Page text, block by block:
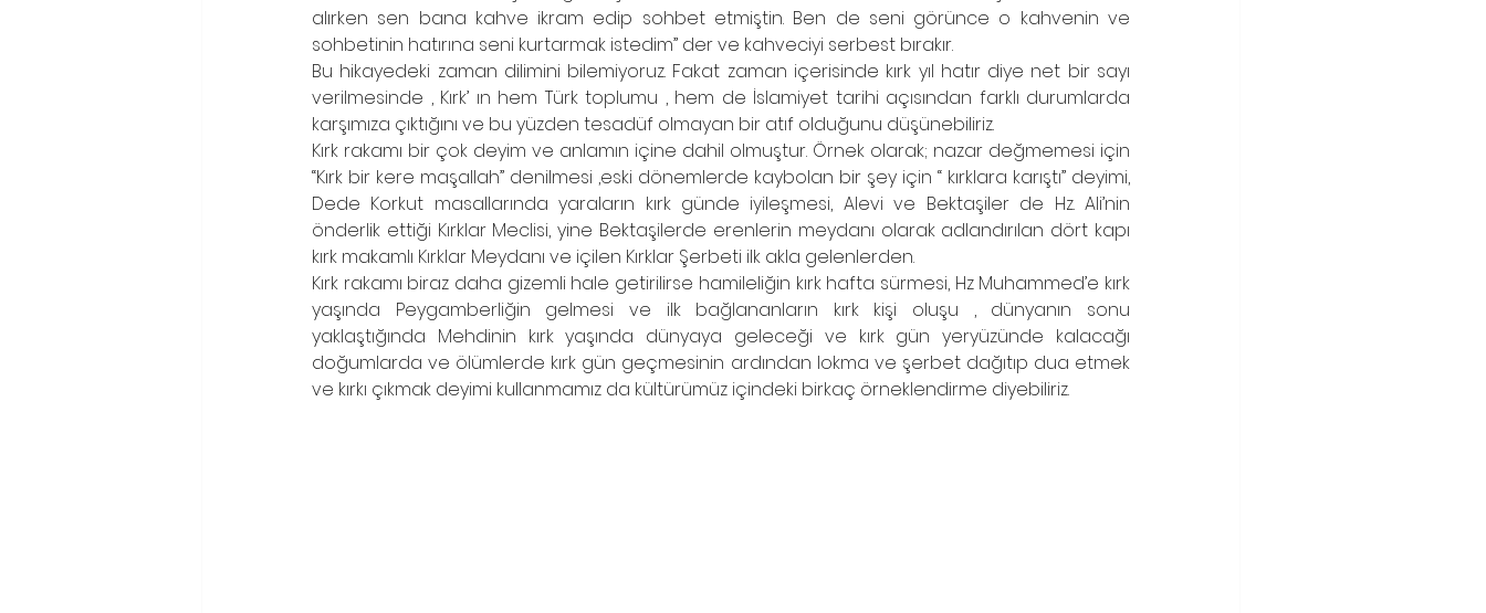
alırken sen bana kahve ikram edip sohbet etmiştin. Ben de seni görünce o kahvenin ve
sohbetinin hatırına seni kurtarmak istedim” der ve kahveciyi serbest bırakır.
Bu hikayedeki zaman dilimini bilemiyoruz. Fakat zaman içerisinde kırk yıl hatır diye net bir sayı
verilmesinde , Kırk’ ın hem Türk toplumu , hem de İslamiyet tarihi açısından farklı durumlarda
karşımıza çıktığını ve bu yüzden tesadüf olmayan bir atıf olduğunu düşünebiliriz.
Kırk rakamı bir çok deyim ve anlamın içine dahil olmuştur. Örnek olarak; nazar değmemesi için
“Kırk bir kere maşallah” denilmesi ,eski dönemlerde kaybolan bir şey için “ kırklara karıştı” deyimi,
Dede Korkut masallarında yaraların kırk günde iyileşmesi, Alevi ve Bektaşiler de Hz. Ali’nin
önderlik ettiği Kırklar Meclisi, yine Bektaşilerde erenlerin meydanı olarak adlandırılan dört kapı
kırk makamlı Kırklar Meydanı ve içilen Kırklar Şerbeti ilk akla gelenlerden.
Kırk rakamı biraz daha gizemli hale getirilirse hamileliğin kırk hafta sürmesi, Hz Muhammed’e kırk
yaşında Peygamberliğin gelmesi ve ilk bağlananların kırk kişi oluşu , dünyanın sonu
yaklaştığında Mehdinin kırk yaşında dünyaya geleceği ve kırk gün yeryüzünde kalacağı
doğumlarda ve ölümlerde kırk gün geçmesinin ardından lokma ve şerbet dağıtıp dua etmek
ve kırkı çıkmak deyimi kullanmamız da kültürümüz içindeki birkaç örneklendirme diyebiliriz.